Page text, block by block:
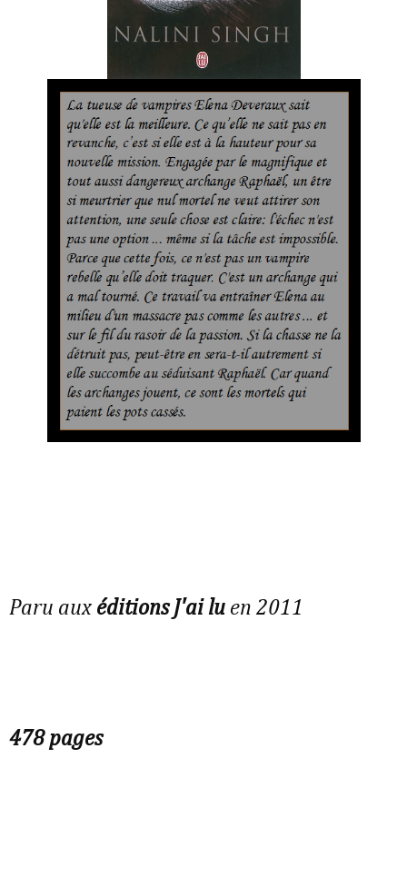
Paru aux éditions J'ai lu en 2011
478 pages